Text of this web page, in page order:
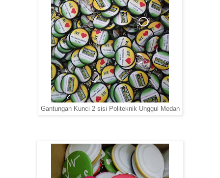
Gantungan Kunci 2 sisi Politeknik Unggul Medan